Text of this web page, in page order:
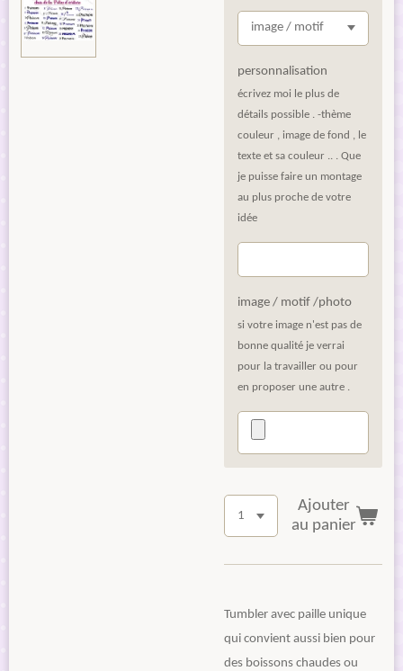
personnalisation
écrivez moi le plus de
détails possible . -thème
couleur , image de fond , le
texte et sa couleur .. . Que
je puisse faire un montage
au plus proche de votre
idée
image / motif /photo
si votre image n'est pas de
bonne qualité je verrai
pour la travailler ou pour
en proposer une autre .
Ajouter
au panier
Tumbler avec paille unique
qui convient aussi bien pour
des boissons chaudes ou